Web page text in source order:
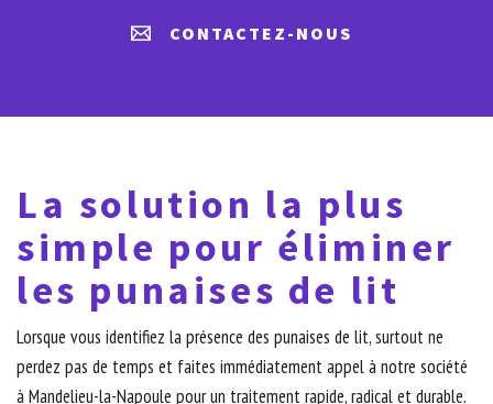
CONTACTEZ-NOUS
La solution la plus
simple pour éliminer
les punaises de lit
Lorsque vous identifiez la présence des punaises de lit, surtout ne
perdez pas de temps et faites immédiatement appel à notre société
à Mandelieu-la-Napoule pour un traitement rapide, radical et durable.